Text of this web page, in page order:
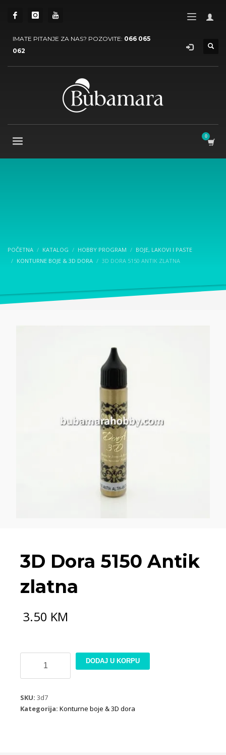
IMATE PITANJE ZA NAS? POZOVITE: 066 065
062
POČETNA KATALOG HOBBY PROGRAM
BOJE, LAKOVI I PASTE
KONTURNE BOJE & 3D DORA
3D DORA 5150 ANTIK ZLATNA
3D Dora 5150 Antik
zlatna
3.50 KM
5150
zlatna
količina
DODAJ U KORPU
SKU: 3d7
Kategorija: Konturne boje & 3D dora